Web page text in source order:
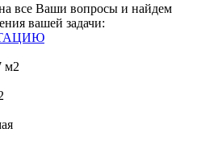
все Ваши вопросы и найдем
вашей задачи:
м2